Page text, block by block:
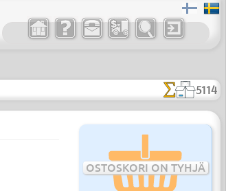
5114
OSTOSKORI ON TYHJÄ